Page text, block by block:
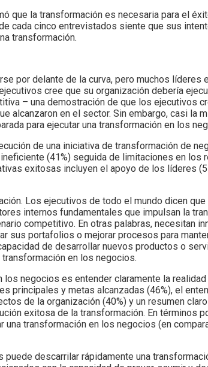
que la transformación es necesaria para el
cada cinco entrevistados siente que sus
transformación.
por delante de la curva, pero muchos líderes
cree que su organización debería
– una demostración de que los ejecutivos
alcanzaron en el sector. Sin embargo, casi la
para ejecutar una transformación en los
de una iniciativa de transformación de
(41%) seguida de limitaciones en los
exitosas incluyen el apoyo de los líderes
Los ejecutivos de todo el mundo dicen
internos fundamentales que impulsan la
competitivo. En otras palabras, necesitan
sus portafolios o mejorar procesos para
de desarrollar nuevos productos o
en los negocios.
negocios es entender claramente la
principales y metas alcanzadas (46%), el
de la organización (40%) y un resumen
exitosa de la transformación. En términos
una transformación en los negocios (en
descarrilar rápidamente una